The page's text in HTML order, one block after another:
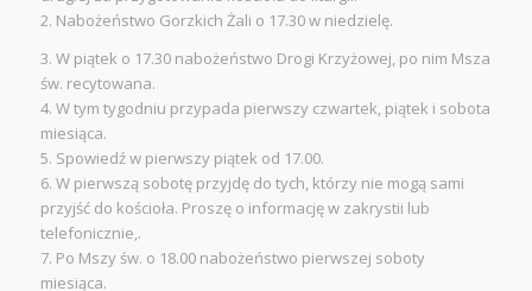
2. Nabożeństwo Gorzkich Żali o 17.30 w niedzielę.
3. W piątek o 17.30 nabożeństwo Drogi Krzyżowej, po nim Msza
św. recytowana.
4. W tym tygodniu przypada pierwszy czwartek, piątek i sobota
miesiąca.
5. Spowiedź w pierwszy piątek od 17.00.
6. W pierwszą sobotę przyjdę do tych, którzy nie mogą sami
przyjść do kościoła. Proszę o informację w zakrystii lub
telefonicznie,.
7. Po Mszy św. o 18.00 nabożeństwo pierwszej soboty
miesiąca.